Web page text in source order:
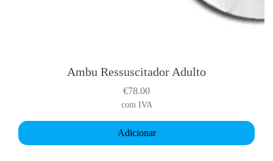
Ambu Ressuscitador Adulto
€78.00
com IVA
Adicionar